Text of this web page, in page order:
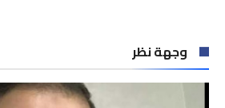
وجهة نظر